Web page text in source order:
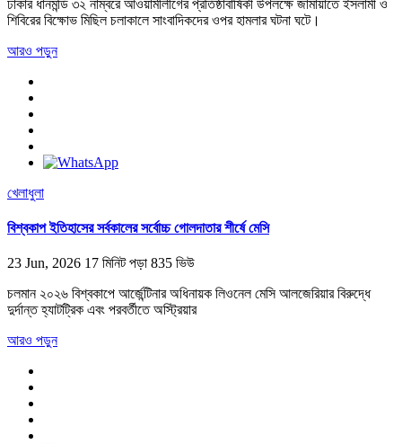
ঢাকার ধানমন্ডি ৩২ নাম্বরে আওয়ামীলীগের প্রতিষ্ঠাবার্ষিকী উপলক্ষে জামায়াতে ইসলামী ও
শিবিরের বিক্ষোভ মিছিল চলাকালে সাংবাদিকদের ওপর হামলার ঘটনা ঘটে।
আরও পড়ুন
খেলাধুলা
বিশ্বকাপ ইতিহাসের সর্বকালের সর্বোচ্চ গোলদাতার শীর্ষে মেসি
23 Jun, 2026 17 মিনিট পড়া 835 ভিউ
চলমান ২০২৬ বিশ্বকাপে আর্জেন্টিনার অধিনায়ক লিওনেল মেসি আলজেরিয়ার বিরুদ্ধে
দুর্দান্ত হ্যাটট্রিক এবং পরবর্তীতে অস্ট্রিয়ার
আরও পড়ুন